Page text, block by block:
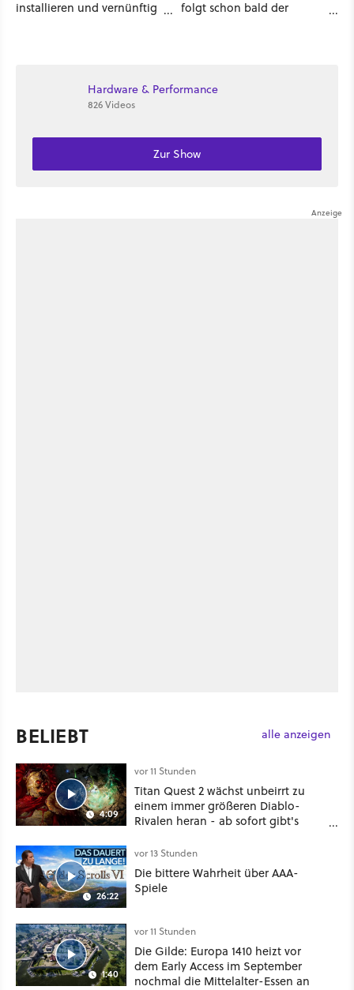
installieren und vernünftig
folgt schon bald der
Hardware & Performance
826 Videos
Zur Show
BELIEBT alle anzeigen
4:09
vor 11 Stunden
Titan Quest 2 wächst unbeirrt zu
einem immer größeren Diablo-
Rivalen heran - ab sofort gibt's
Klasse
26:22
vor 13 Stunden
Die bittere Wahrheit über AAA-
Spiele
1:40
vor 11 Stunden
Die Gilde: Europa 1410 heizt vor
dem Early Access im September
nochmal die Mittelalter-Essen an